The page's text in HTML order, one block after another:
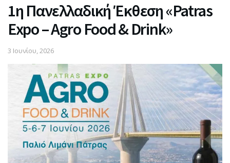
1η Πανελλαδική Έκθεση «Patras
Expo – Agro Food & Drink»
3 Ιουνίου, 2026